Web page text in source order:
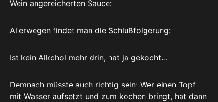
Wein angereicherten Sauce:
Allerwegen findet man die Schlußfolgerung:
Ist kein Alkohol mehr drin, hat ja gekocht…
Demnach müsste auch richtig sein: Wer einen Topf
mit Wasser aufsetzt und zum kochen bringt, hat dann